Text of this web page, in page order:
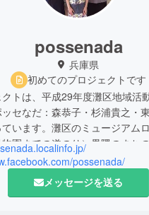
possenada
兵庫県
初めてのプロジェクトです
トは、平成29年度灘区地域活
セなだ：森恭子・杉浦貴之・
います。灘区のミュージアム
園までの道のり）界隈のまち
会、婦人会、商店、学生等と一
possenada/
メッセージを送る